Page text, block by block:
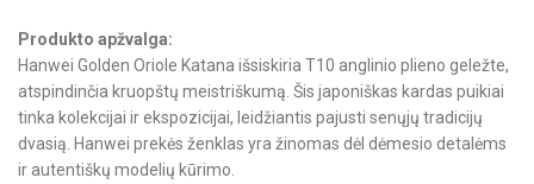
Produkto apžvalga:
Hanwei Golden Oriole Katana išsiskiria T10 anglinio plieno geležte,
atspindinčia kruopštų meistriškumą. Šis japoniškas kardas puikiai
tinka kolekcijai ir ekspozicijai, leidžiantis pajusti senųjų tradicijų
dvasią. Hanwei prekės ženklas yra žinomas dėl dėmesio detalėms
ir autentiškų modelių kūrimo.